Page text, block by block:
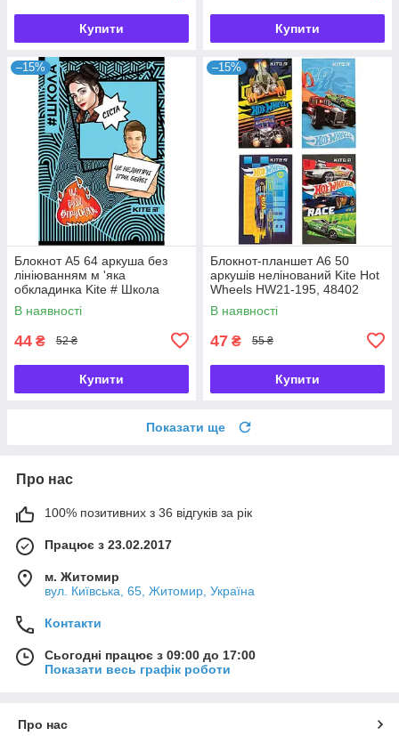
Купити Купити
–15%
Блокнот А5 64 аркуша без
лініюванням м 'яка
обкладинка Kite # Школа
SC19-193-4, 42453
В наявності
44 ₴ 52 ₴
Купити
–15%
Блокнот-планшет A6 50
аркушів нелінований Kite Hot
Wheels HW21-195, 48402
В наявності
47 ₴ 55 ₴
Купити
Показати ще
Про нас
100% позитивних з 36 відгуків за рік
Працює з 23.02.2017
м. Житомир
вул. Київська, 65, Житомир, Україна
Контакти
Сьогодні працює з 09:00 до 17:00
Показати весь графік роботи
Про нас